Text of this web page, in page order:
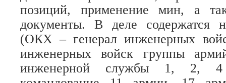
позиций, применение мин, а
документы. В деле содержатся
(ОКХ – генерал инженерных
инженерных войск группы
инженерной службы 1, 2, 4